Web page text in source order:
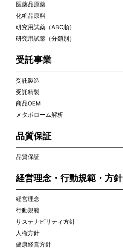
医薬品原薬
化粧品原料
研究用試薬（ABC順）
研究用試薬（分類別）
受託事業
受託製造
受託精製
商品OEM
メタボローム解析
品質保証
品質保証
経営理念・行動規範・方針
経営理念
行動規範
サステナビリティ方針
人権方針
健康経営方針